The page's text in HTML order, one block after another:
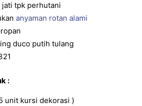
jati tpk perhutani
anyaman rotan alami
duco putih tulang
:
unit kursi dekorasi )